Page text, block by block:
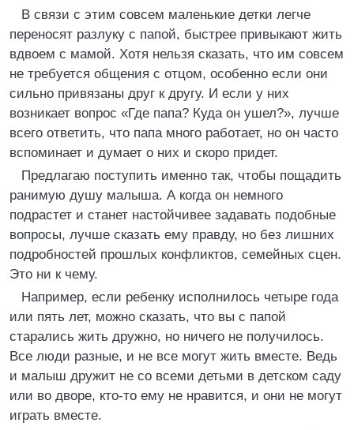
В связи с этим совсем маленькие детки легче
переносят разлуку с папой, быстрее привыкают жить
вдвоем с мамой. Хотя нельзя сказать, что им совсем
не требуется общения с отцом, особенно если они
сильно привязаны друг к другу. И если у них
возникает вопрос «Где папа? Куда он ушел?», лучше
всего ответить, что папа много работает, но он часто
вспоминает и думает о них и скоро придет.
Предлагаю поступить именно так, чтобы пощадить
ранимую душу малыша. А когда он немного
подрастет и станет настойчивее задавать подобные
вопросы, лучше сказать ему правду, но без лишних
подробностей прошлых конфликтов, семейных сцен.
Это ни к чему.
Например, если ребенку исполнилось четыре года
или пять лет, можно сказать, что вы с папой
старались жить дружно, но ничего не получилось.
Все люди разные, и не все могут жить вместе. Ведь
и малыш дружит не со всеми детьми в детском саду
или во дворе, кто-то ему не нравится, и они не могут
играть вместе.